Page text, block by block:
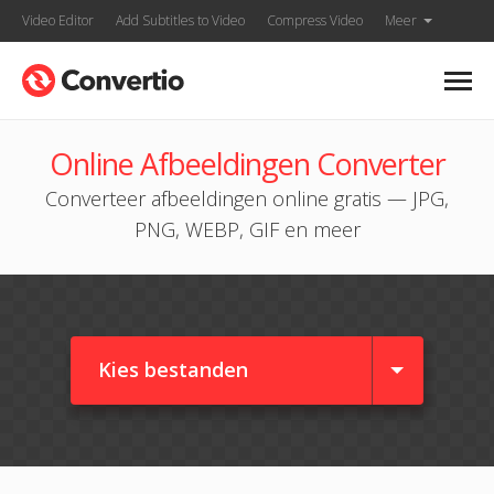
Video Editor Add Subtitles to Video Compress Video Meer
Online Afbeeldingen Converter
Converteer afbeeldingen online gratis — JPG,
PNG, WEBP, GIF en meer
Kies bestanden